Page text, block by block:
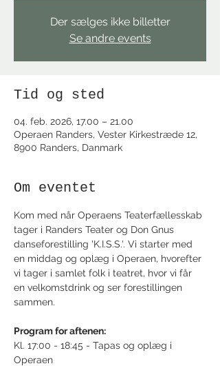
Der sælges ikke billetter
Se andre events
Tid og sted
04. feb. 2026, 17.00 – 21.00
Operaen Randers, Vester Kirkestræde 12,
8900 Randers, Danmark
Om eventet
Kom med når Operaens Teaterfællesskab
tager i Randers Teater og Don Gnus
danseforestilling 'K.I.S.S.'. Vi starter med
en middag og oplæg i Operaen, hvorefter
vi tager i samlet folk i teatret, hvor vi får
en velkomstdrink og ser forestillingen
sammen.
Program for aftenen:
Kl. 17:00 - 18:45 - Tapas og oplæg i
Operaen